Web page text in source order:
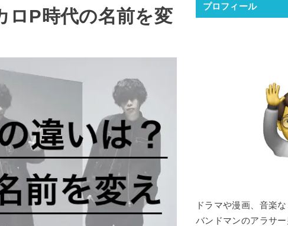
ロP時代の名前を変
プロフィール
ドラマや漫画、音楽
バンドマンのアラサー